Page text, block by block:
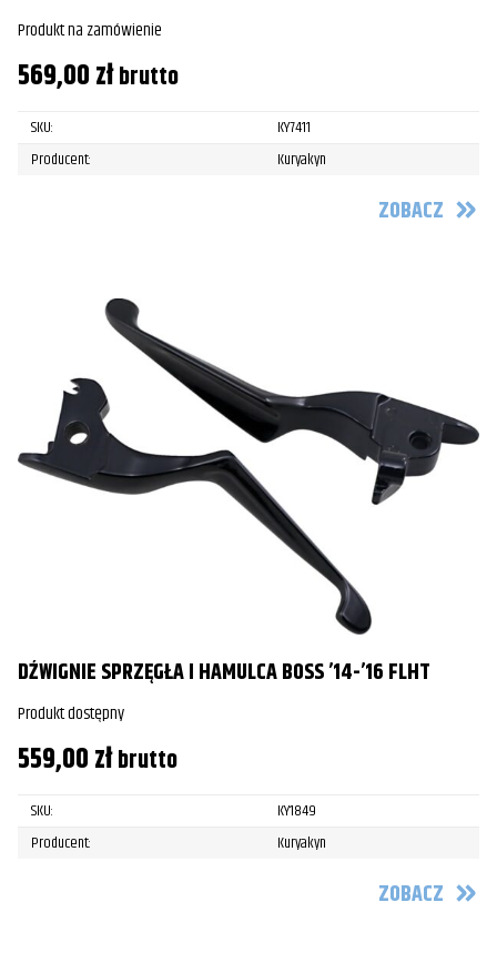
Produkt na zamówienie
569,00złbrutto
SKU:
KY7411
Producent:
Kuryakyn
ZOBACZ
DŹWIGNIE SPRZĘGŁA I HAMULCA BOSS ’14-’16 FLHT
Produkt dostępny
559,00złbrutto
SKU:
KY1849
Producent:
Kuryakyn
ZOBACZ